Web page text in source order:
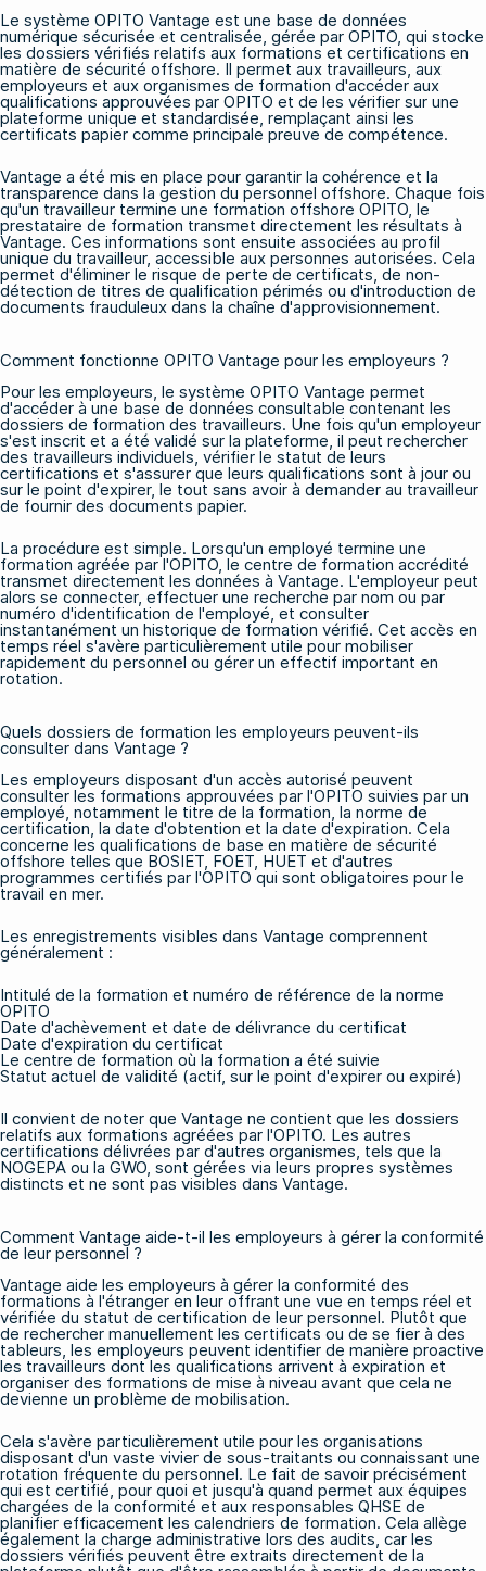
Le système OPITO Vantage est une base de données
numérique sécurisée et centralisée, gérée par OPITO, qui stocke
les dossiers vérifiés relatifs aux formations et certifications en
matière de sécurité offshore. Il permet aux travailleurs, aux
employeurs et aux organismes de formation d'accéder aux
qualifications approuvées par OPITO et de les vérifier sur une
plateforme unique et standardisée, remplaçant ainsi les
certificats papier comme principale preuve de compétence.
Vantage a été mis en place pour garantir la cohérence et la
transparence dans la gestion du personnel offshore. Chaque fois
qu'un travailleur termine une formation offshore OPITO , le
prestataire de formation transmet directement les résultats à
Vantage. Ces informations sont ensuite associées au profil
unique du travailleur, accessible aux personnes autorisées. Cela
permet d'éliminer le risque de perte de certificats, de non-
détection de titres de qualification périmés ou d'introduction de
documents frauduleux dans la chaîne d'approvisionnement.
Comment fonctionne OPITO Vantage pour les employeurs ?
Pour les employeurs, le système OPITO Vantage permet
d'accéder à une base de données consultable contenant les
dossiers de formation des travailleurs. Une fois qu'un employeur
s'est inscrit et a été validé sur la plateforme, il peut rechercher
des travailleurs individuels, vérifier le statut de leurs
certifications et s'assurer que leurs qualifications sont à jour ou
sur le point d'expirer, le tout sans avoir à demander au travailleur
de fournir des documents papier.
La procédure est simple. Lorsqu'un employé termine une
formation agréée par l'OPITO, le centre de formation accrédité
transmet directement les données à Vantage. L'employeur peut
alors se connecter, effectuer une recherche par nom ou par
numéro d'identification de l'employé, et consulter
instantanément un historique de formation vérifié. Cet accès en
temps réel s'avère particulièrement utile pour mobiliser
rapidement du personnel ou gérer un effectif important en
rotation.
Quels dossiers de formation les employeurs peuvent-ils
consulter dans Vantage ?
Les employeurs disposant d'un accès autorisé peuvent
consulter les formations approuvées par l'OPITO suivies par un
employé, notamment le titre de la formation, la norme de
certification, la date d'obtention et la date d'expiration. Cela
concerne les qualifications de base en matière de sécurité
offshore telles que BOSIET FOET HUET et d'autres
programmes certifiés par l'OPITO qui sont obligatoires pour le
travail en mer.
Les enregistrements visibles dans Vantage comprennent
généralement :
Intitulé de la formation et numéro de référence de la norme
OPITO
Date d'achèvement et date de délivrance du certificat
Date d'expiration du certificat
Le centre de formation où la formation a été suivie
Statut actuel de validité (actif, sur le point d'expirer ou expiré)
Il convient de noter que Vantage ne contient que les dossiers
relatifs aux formations agréées par l'OPITO. Les autres
certifications délivrées par d'autres organismes, tels que la
NOGEPA ou la GWO , sont gérées via leurs propres systèmes
distincts et ne sont pas visibles dans Vantage.
Comment Vantage aide-t-il les employeurs à gérer la conformité
de leur personnel ?
Vantage aide les employeurs à gérer la conformité des
formations à l'étranger en leur offrant une vue en temps réel et
vérifiée du statut de certification de leur personnel. Plutôt que
de rechercher manuellement les certificats ou de se fier à des
tableurs, les employeurs peuvent identifier de manière proactive
les travailleurs dont les qualifications arrivent à expiration et
organiser des formations de mise à niveau avant que cela ne
devienne un problème de mobilisation.
Cela s'avère particulièrement utile pour les organisations
disposant d'un vaste vivier de sous-traitants ou connaissant une
rotation fréquente du personnel. Le fait de savoir précisément
qui est certifié, pour quoi et jusqu'à quand permet aux équipes
chargées de la conformité et aux responsables QHSE de
planifier efficacement les calendriers de formation. Cela allège
également la charge administrative lors des audits, car les
dossiers vérifiés peuvent être extraits directement de la